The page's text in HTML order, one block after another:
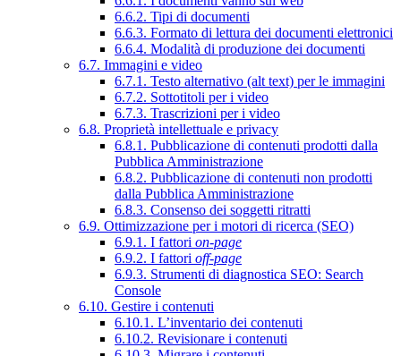
6.6.2. Tipi di documenti
6.6.3. Formato di lettura dei documenti elettronici
6.6.4. Modalità di produzione dei documenti
6.7. Immagini e video
6.7.1. Testo alternativo (alt text) per le immagini
6.7.2. Sottotitoli per i video
6.7.3. Trascrizioni per i video
6.8. Proprietà intellettuale e privacy
6.8.1. Pubblicazione di contenuti prodotti dalla
Pubblica Amministrazione
6.8.2. Pubblicazione di contenuti non prodotti
dalla Pubblica Amministrazione
6.8.3. Consenso dei soggetti ritratti
6.9. Ottimizzazione per i motori di ricerca (SEO)
6.9.1. I fattori on-page
6.9.2. I fattori off-page
6.9.3. Strumenti di diagnostica SEO: Search
Console
6.10. Gestire i contenuti
6.10.1. L’inventario dei contenuti
6.10.2. Revisionare i contenuti